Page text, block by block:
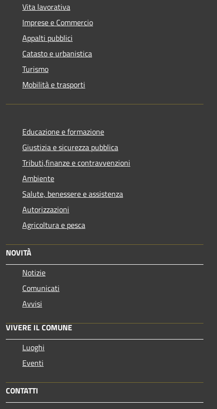
Vita lavorativa
Imprese e Commercio
Appalti pubblici
Catasto e urbanistica
Turismo
Mobilità e trasporti
Educazione e formazione
Giustizia e sicurezza pubblica
Tributi,finanze e contravvenzioni
Ambiente
Salute, benessere e assistenza
Autorizzazioni
Agricoltura e pesca
NOVITÀ
Notizie
Comunicati
Avvisi
VIVERE IL COMUNE
Luoghi
Eventi
CONTATTI